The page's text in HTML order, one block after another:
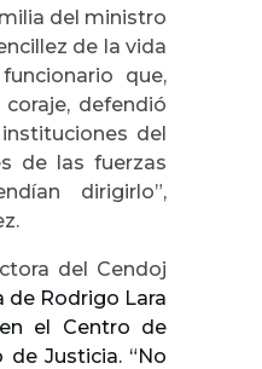
del ministro
de la vida
que,
defendió
del
de las fuerzas
dirigirlo”,
del Cendoj
de Rodrigo Lara
el Centro de
Justicia. “No